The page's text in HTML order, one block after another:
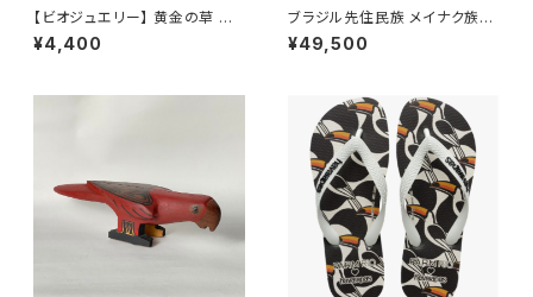
【ビオジュエリー】 黄金の草 カッ
ピンドウラード バングル スリム
2本セット S, M, L
¥4,400
ブラジル先住民族 メイナク族の
椅子 ベニコンゴウインコ 全長4
0cm
¥49,500